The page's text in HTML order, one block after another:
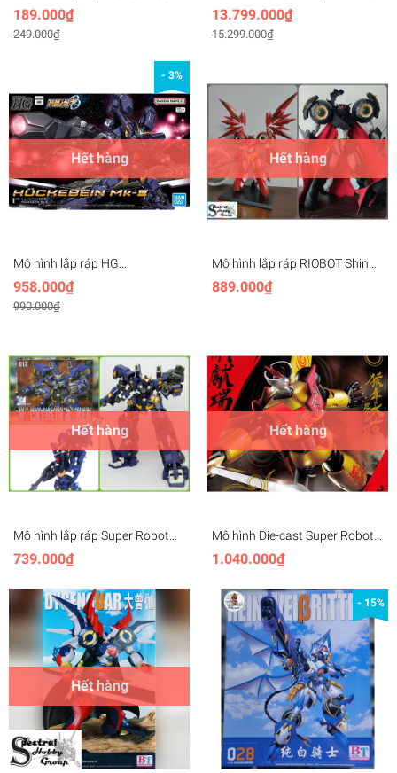
Mk-II SRWOG MK2 - XYS Model
189.000₫
249.000₫
Wars OG Henkei Gattai SRX R-
1 R-2 R-3 team
13.799.000₫
15.299.000₫
- 3%
Hết hàng
Mô hình lắp ráp HG
HUCKEBEIN Mk-III Super Robot
Wars - Bandai
958.000₫
990.000₫
Hết hàng
Mô hình lắp ráp RIOBOT Shin
Getter 1 Red | Black MJH model
SUPER ROBOT (kèm base)
889.000₫
Hết hàng
Mô hình lắp ráp Super Robot
HUCKEBEIN BOXER OG 013 BT
739.000₫
Hết hàng
Mô hình Die-cast Super Robot
Chogokin - Mazinger Z Year
Model 2016 Limited
1.040.000₫
Hết hàng
- 15%